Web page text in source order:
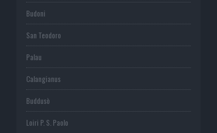
Budoni
San Teodoro
Palau
Calangianus
Buddusò
Loiri P. S. Paolo